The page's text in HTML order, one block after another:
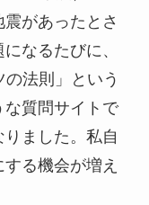
があったとさ
なるたびに、
法則」という
質問サイトで
ました。私自
る機会が増え